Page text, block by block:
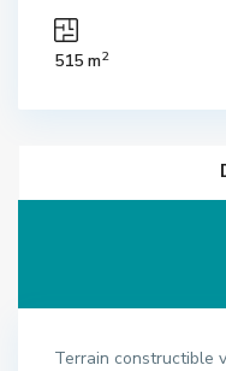
515 m2
Terrain constructible